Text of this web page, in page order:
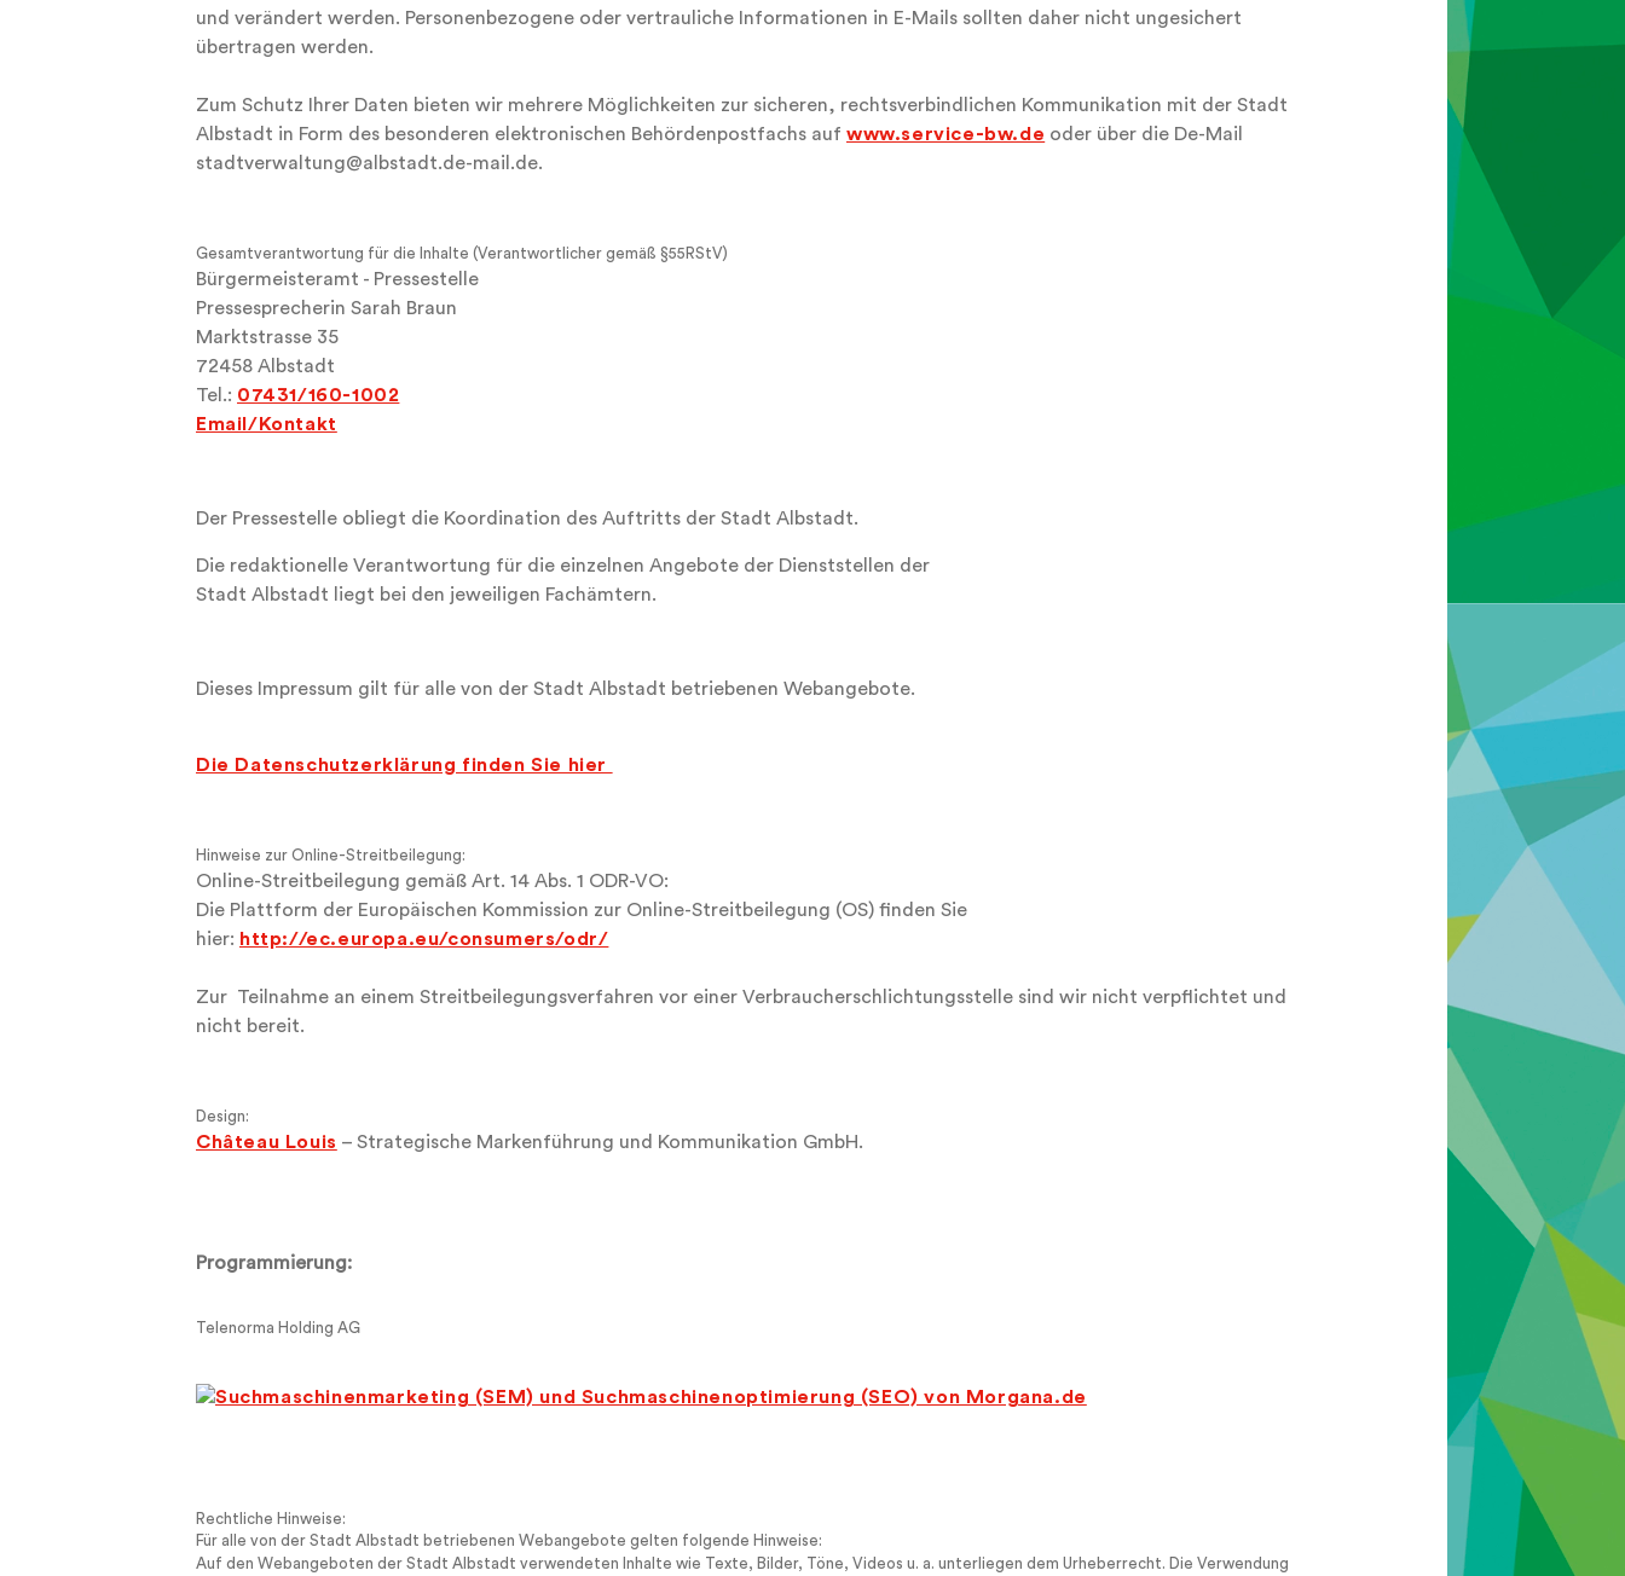
und verändert werden. Personenbezogene oder vertrauliche Informationen in E-Mails sollten daher nicht ungesichert
übertragen werden.
Zum Schutz Ihrer Daten bieten wir mehrere Möglichkeiten zur sicheren, rechtsverbindlichen Kommunikation mit der Stadt
Albstadt in Form des besonderen elektronischen Behördenpostfachs auf www.service-bw.de oder über die De-Mail
stadtverwaltung@albstadt.de-mail.de.
Gesamtverantwortung für die Inhalte (Verantwortlicher gemäß §55RStV)
Bürgermeisteramt - Pressestelle
Pressesprecherin Sarah Braun
Marktstrasse 35
72458 Albstadt
Tel.: 07431/160-1002
Email/Kontakt
Der Pressestelle obliegt die Koordination des Auftritts der Stadt Albstadt.
Die redaktionelle Verantwortung für die einzelnen Angebote der Dienststellen der
Stadt Albstadt liegt bei den jeweiligen Fachämtern.
Dieses Impressum gilt für alle von der Stadt Albstadt betriebenen Webangebote.
Die Datenschutzerklärung finden Sie hier
Hinweise zur Online-Streitbeilegung:
Online-Streitbeilegung gemäß Art. 14 Abs. 1 ODR-VO:
Die Plattform der Europäischen Kommission zur Online-Streitbeilegung (OS) finden Sie
hier: http://ec.europa.eu/consumers/odr/
Zur Teilnahme an einem Streitbeilegungsverfahren vor einer Verbraucherschlichtungsstelle sind wir nicht verpflichtet und
nicht bereit.
Design:
Château Louis – Strategische Markenführung und Kommunikation GmbH.
Programmierung:
Telenorma Holding AG
Rechtliche Hinweise:
Für alle von der Stadt Albstadt betriebenen Webangebote gelten folgende Hinweise:
Auf den Webangeboten der Stadt Albstadt verwendeten Inhalte wie Texte, Bilder, Töne, Videos u. a. unterliegen dem Urheberrecht. Die Verwendung